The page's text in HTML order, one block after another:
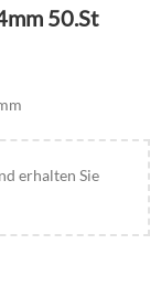
50.St
erhalten Sie